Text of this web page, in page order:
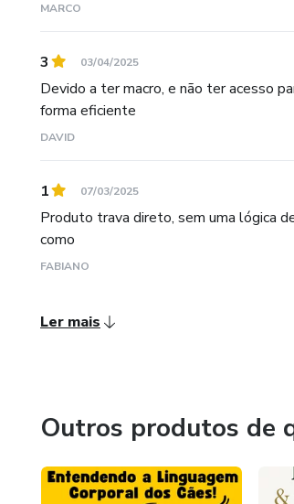
MARCO
3 03/04/2025
Devido a ter macro, e não ter acesso
forma eficiente
DAVID
1 07/03/2025
Produto trava direto, sem uma lógica
como
FABIANO
Ler mais
Outros produtos de